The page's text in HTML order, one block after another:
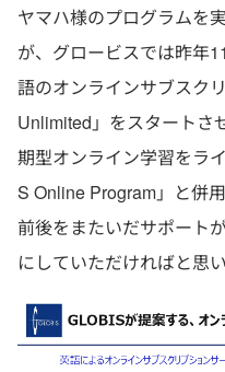
ヤマハ様のプログラムを
が、グロービスでは昨年
語のオンラインサブスク
Unlimited」をスタートさ
期型オンライン学習をラ
S Online Program」と併
前後をまたいだサポート
にしていただければと思い